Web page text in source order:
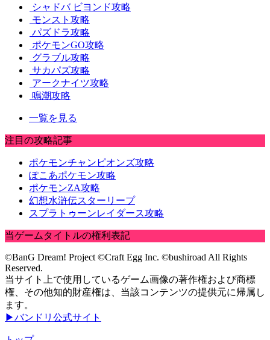
シャドバ ビヨンド攻略
モンスト攻略
パズドラ攻略
ポケモンGO攻略
グラブル攻略
サカパズ攻略
アークナイツ攻略
鳴潮攻略
一覧を見る
注目の攻略記事
ポケモンチャンピオンズ攻略
ぽこあポケモン攻略
ポケモンZA攻略
幻想水滸伝スターリープ
スプラトゥーンレイダース攻略
当ゲームタイトルの権利表記
©BanG Dream! Project ©Craft Egg Inc. ©bushiroad All Rights
Reserved.
当サイト上で使用しているゲーム画像の著作権および商標
権、その他知的財産権は、当該コンテンツの提供元に帰属し
ます。
▶バンドリ公式サイト